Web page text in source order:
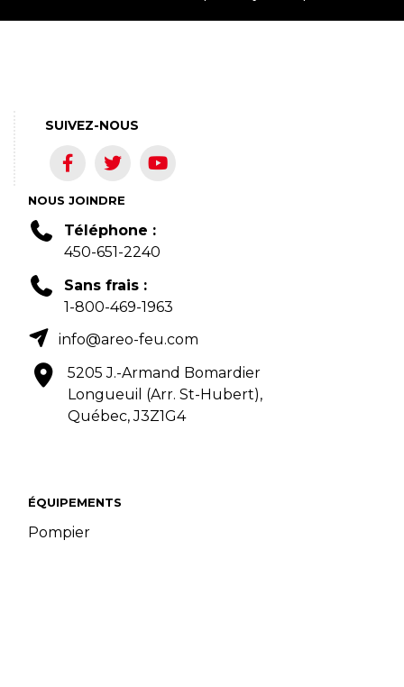
ÉQUIPEMENTS
Pompier
NOUS JOINDRE
Téléphone :
450-651-2240
Sans frais :
1-800-469-1963
info@areo-feu.com
5205 J.-Armand Bomardier
Longueuil (Arr. St-Hubert),
Québec, J3Z1G4
SUIVEZ-NOUS